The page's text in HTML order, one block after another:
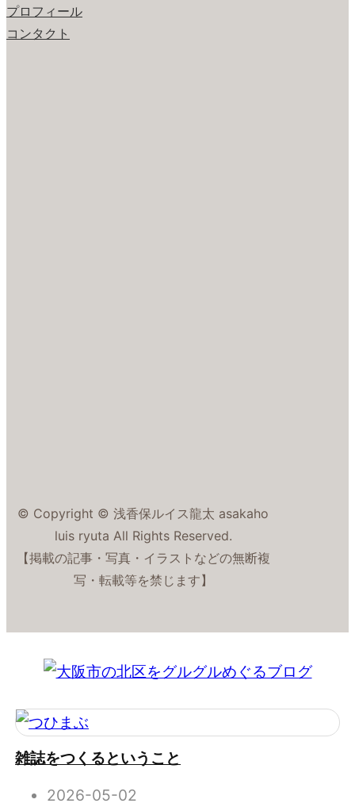
プロフィール
コンタクト
© Copyright © 浅香保ルイス龍太 asakaho
luis ryuta All Rights Reserved.
【掲載の記事・写真・イラストなどの無断複
写・転載等を禁じます】
雑誌をつくるということ
2026-05-02